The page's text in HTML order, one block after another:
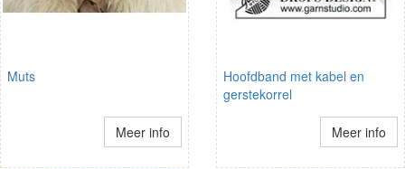
Muts
Meer info
Hoofdband met kabel en
gerstekorrel
Meer info